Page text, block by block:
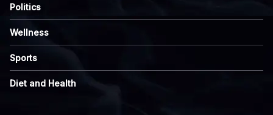
Politics
Wellness
Sports
Diet and Health